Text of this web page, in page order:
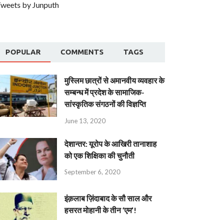
by Junputh
POPULAR COMMENTS TAGS
मुस्लिम छात्रों से अमानवीय व्यवहार के
सम्बन्ध में प्रदेश के सामाजिक-
सांस्कृतिक संगठनों की विज्ञप्ति
June 13, 2020
देशान्‍तर: यूरोप के आखिरी तानाशाह
को एक शिक्षिका की चुनौती
September 6, 2020
इंक़लाब ज़िंदाबाद के सौ साल और
हसरत मोहानी के तीन ‘एम’!